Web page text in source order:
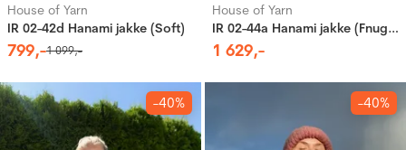
House of Yarn
IR 02-42d Hanami jakke (Soft)
799,-1 099,-
House of Yarn
IR 02-44a Hanami jakke (Fnugg in Florence)
1 629,-
-40% -40%